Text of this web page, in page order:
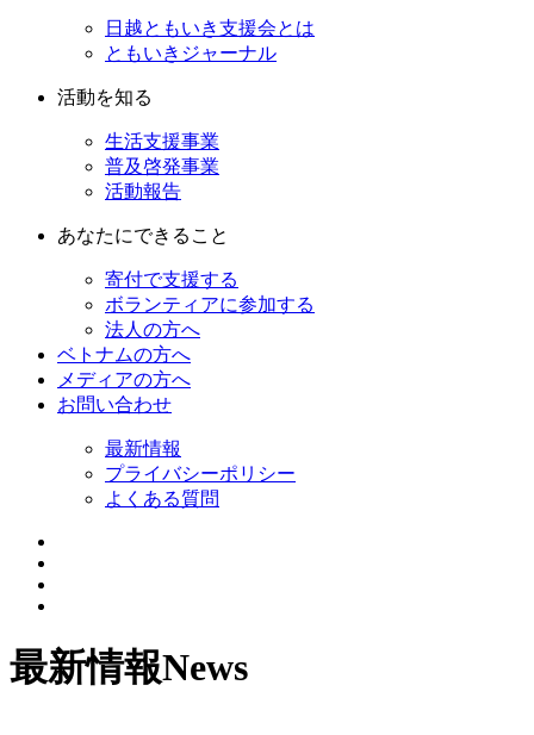
日越ともいき支援会とは
ともいきジャーナル
活動を知る
生活支援事業
普及啓発事業
活動報告
あなたにできること
寄付で支援する
ボランティアに参加する
法人の方へ
ベトナムの方へ
メディアの方へ
お問い合わせ
最新情報
プライバシーポリシー
よくある質問
最新情報News